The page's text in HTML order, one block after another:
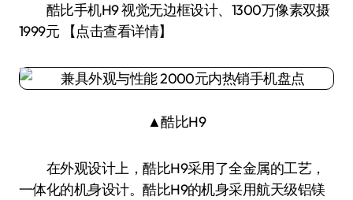
酷比手机H9 视觉无边框设计、1300万像素双摄
1999元 【点击查看详情】
▲酷比H9
在外观设计上，酷比H9采用了全金属的工艺，
一体化的机身设计。酷比H9的机身采用航天级铝镁